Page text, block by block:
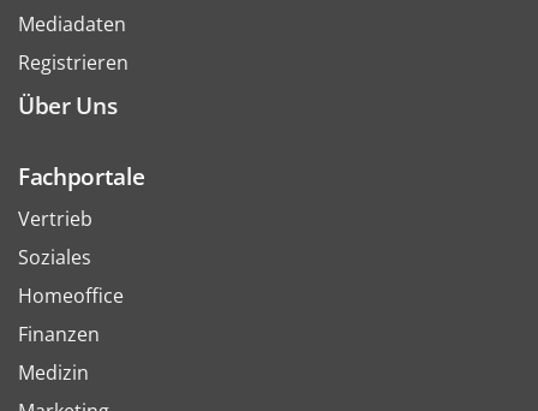
Mediadaten
Registrieren
Über Uns
Fachportale
Vertrieb
Soziales
Homeoffice
Finanzen
Medizin